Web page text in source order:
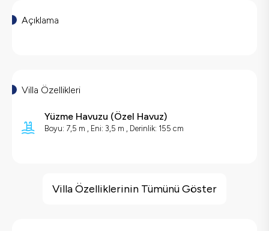
Açıklama
Villa Özellikleri
Yüzme Havuzu (Özel Havuz)
Boyu: 7,5 m , Eni: 3,5 m , Derinlik: 155 cm
BarbeküVilla Özelliklerinin Tümünü Göster